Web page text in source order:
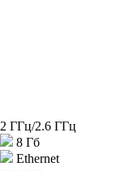
2 ГГц/2.6 ГГц
8 Гб
Ethernet